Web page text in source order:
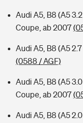
Typklassen: So ist
Audi A5, B8 (A5 3.2
Coupe, ab 2007
Audi A5, B8 (A5
(0588 / AGF)
Audi A5, B8 (A5
Coupe, ab 2007
Audi A5, B8 (A5